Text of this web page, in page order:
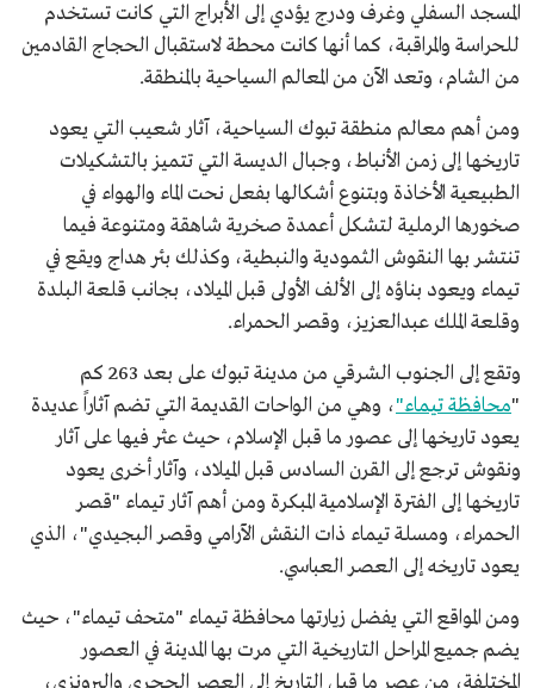
المسجد السفلي وغرف ودرج يؤدي إلى الأبراج التي كانت تستخدم
للحراسة والمراقبة، كما أنها كانت محطة لاستقبال الحجاج القادمين
من الشام، وتعد الآن من المعالم السياحية بالمنطقة.
ومن أهم معالم منطقة تبوك السياحية، آثار شعيب التي يعود
تاريخها إلى زمن الأنباط، وجبال الديسة التي تتميز بالتشكيلات
الطبيعية الأخاذة وبتنوع أشكالها بفعل نحت الماء والهواء في
صخورها الرملية لتشكل أعمدة صخرية شاهقة ومتنوعة فيما
تنتشر بها النقوش الثمودية والنبطية، وكذلك بئر هداج ويقع في
تيماء ويعود بناؤه إلى الألف الأولى قبل الميلاد، بجانب قلعة البلدة
وقلعة الملك عبدالعزيز، وقصر الحمراء.
وتقع إلى الجنوب الشرقي من مدينة تبوك على بعد 263 كم
"محافظة تيماء"، وهي من الواحات القديمة التي تضم آثاراً عديدة
يعود تاريخها إلى عصور ما قبل الإسلام، حيث عثر فيها على آثار
ونقوش ترجع إلى القرن السادس قبل الميلاد، وآثار أخرى يعود
تاريخها إلى الفترة الإسلامية المبكرة ومن أهم آثار تيماء "قصر
الحمراء، ومسلة تيماء ذات النقش الآرامي وقصر البجيدي"، الذي
يعود تاريخه إلى العصر العباسي.
ومن المواقع التي يفضل زيارتها محافظة تيماء "متحف تيماء"، حيث
يضم جميع المراحل التاريخية التي مرت بها المدينة في العصور
المختلفة، من عصر ما قبل التاريخ إلى العصر الحجري والبرونزي،